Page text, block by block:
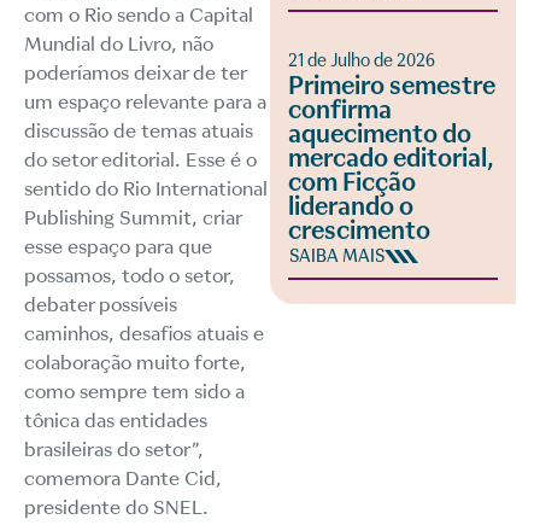
com o Rio sendo a Capital
Mundial do Livro, não
poderíamos deixar de ter
um espaço relevante para a
discussão de temas atuais
do setor editorial. Esse é o
sentido do Rio International
Publishing Summit, criar
esse espaço para que
possamos, todo o setor,
debater possíveis
caminhos, desafios atuais e
colaboração muito forte,
como sempre tem sido a
tônica das entidades
brasileiras do setor”,
comemora Dante Cid,
presidente do SNEL.
21 de Julho de 2026
Primeiro semestre
confirma
aquecimento do
mercado editorial,
com Ficção
liderando o
crescimento
SAIBA MAIS